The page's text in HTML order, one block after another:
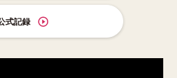
式記録